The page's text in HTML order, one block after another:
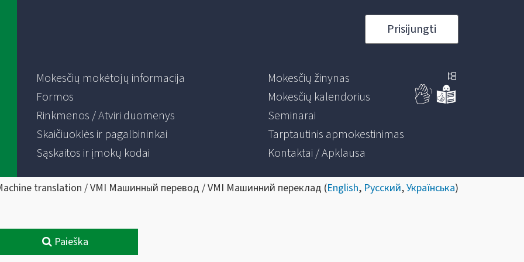
Prisijungti
Mokesčių mokėtojų informacija
Formos
Rinkmenos / Atviri duomenys
Skaičiuoklės ir pagalbininkai
Sąskaitos ir įmokų kodai
Mokesčių žinynas
Mokesčių kalendorius
Seminarai
Tarptautinis apmokestinimas
Kontaktai / Apklausa
translation / VMI Машинный перевод / VMI Машинний переклад (English, Русский,Українська)
Paieška